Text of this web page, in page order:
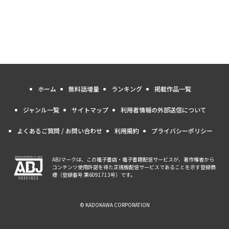
ホーム 無料話増量 ランキング 掲載作品一覧
ジャンル一覧 サイトマップ 利用者情報の外部送信について
よくあるご質問 / お問い合わせ 利用規約 プライバシーポリシー
ABJマークは、この電子書店・電子書籍配信サービスが、著作権者から
コンテンツ使用許諾を得た正規版配信サービスであることを示す登録商
標（登録番号 第6091713号）です。
© KADOKAWA CORPORATION